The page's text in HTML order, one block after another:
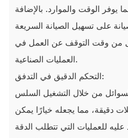
يوفر الوقت والموارد. بالإضافة
على تسهيل الصيانة السريعة
من وقت التوقف عن العمل في
العمليات الصناعية.
التحكم الدقيق في التدفق:
من خلال التشغيل السلس
دقيقة، مما يجعله خيارًا يمكن